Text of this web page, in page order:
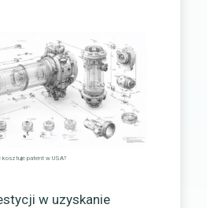
kosztuje patent w USA?
w uzyskanie